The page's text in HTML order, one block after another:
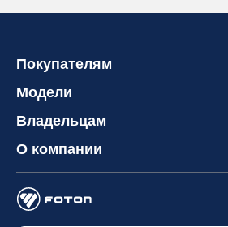
Покупателям
Модели
Владельцам
О компании